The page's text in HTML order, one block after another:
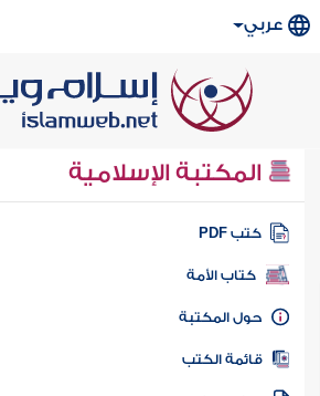
عربي
المكتبة الإسلامية
كتب PDF
كتاب الأمة
المكتبة